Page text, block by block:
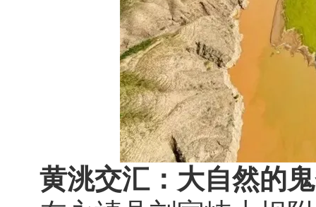
黄洮交汇：大自然的